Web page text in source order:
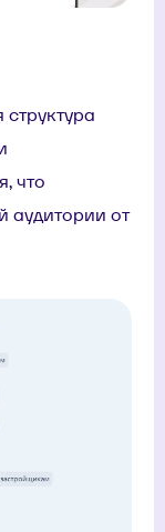
что
аудитории от